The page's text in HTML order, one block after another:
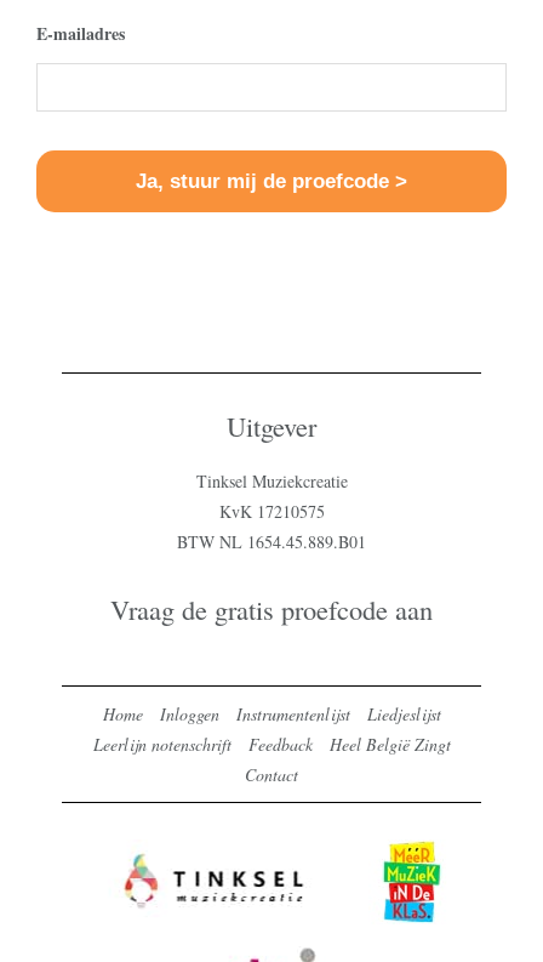
E-mailadres
Uitgever
Tinksel Muziekcreatie
KvK 17210575
BTW NL 1654.45.889.B01
Vraag de gratis proefcode aan
Home Inloggen Instrumentenlijst
Liedjeslijst
Leerlijn notenschrift
Feedback
Heel België Zingt
Contact